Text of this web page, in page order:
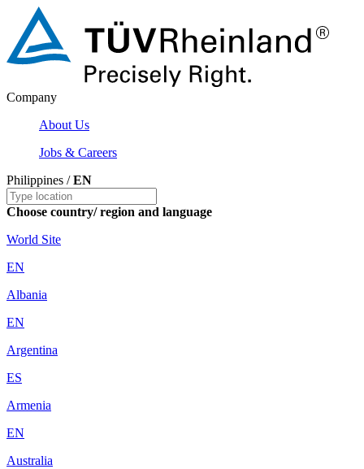
Company
About Us
Jobs & Careers
Philippines /EN
Choose country/ region and language
World Site
EN
Albania
EN
Argentina
ES
Armenia
EN
Australia